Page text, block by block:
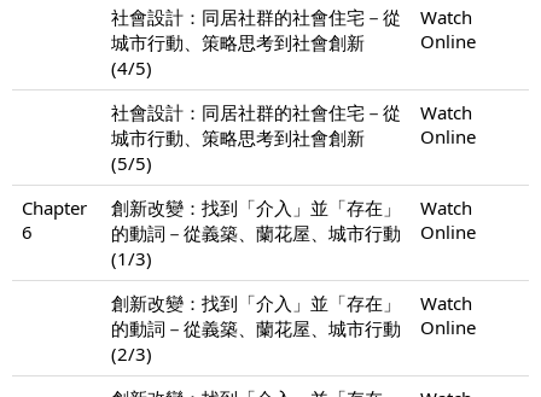
社會設計：同居社群的社會住宅－從
城市行動、策略思考到社會創新
(4/5)
Watch
Online
社會設計：同居社群的社會住宅－從
城市行動、策略思考到社會創新
(5/5)
Watch
Online
Chapter
6
創新改變：找到「介入」並「存在」
的動詞－從義築、蘭花屋、城市行動
(1/3)
Watch
Online
創新改變：找到「介入」並「存在」
的動詞－從義築、蘭花屋、城市行動
(2/3)
Watch
Online